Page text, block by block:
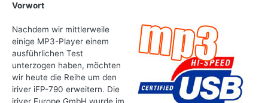
Vorwort
Nachdem wir mittlerweile
einige MP3-Player einem
ausführlichen Test
unterzogen haben, möchten
wir heute die Reihe um den
iriver iFP-790 erweitern. Die